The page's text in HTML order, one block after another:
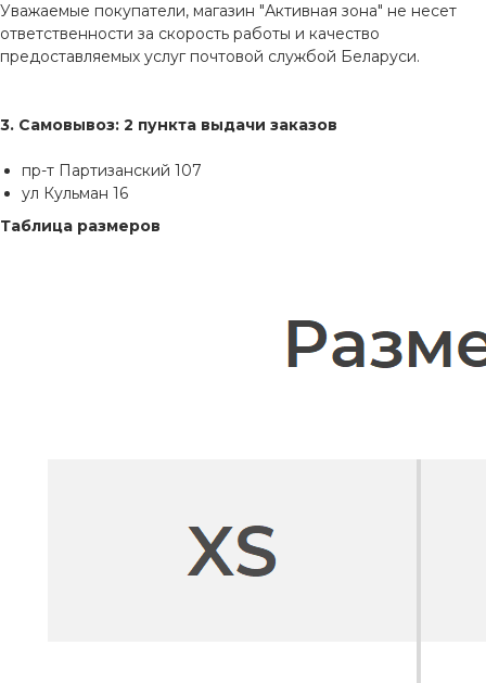
Уважаемые покупатели, магазин "Активная зона" не несет
ответственности за скорость работы и качество
предоставляемых услуг почтовой службой Беларуси.
3. Самовывоз: 2 пункта выдачи заказов
пр-т Партизанский 107
ул Кульман 16
Таблица размеров